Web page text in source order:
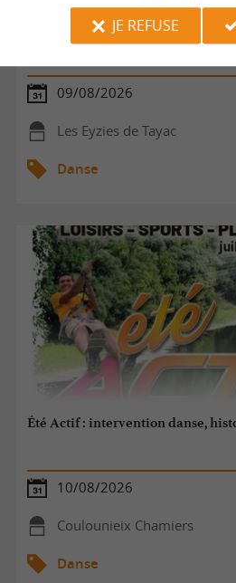
Initiation à la danse voltige
09/08/2026
Les Eyzies de Tayac
Danse
Été Actif : intervention danse,
10/08/2026
Coulounieix Chamiers
Danse
JE REFUSE